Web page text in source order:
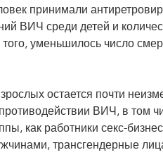
принимали
ВИЧ среди детей и
уменьшилось число
остается почти
ВИЧ, в том
как работники секс-
трансгендерные